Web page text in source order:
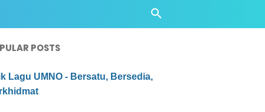
POSTS
Lagu UMNO - Bersatu, Bersedia,